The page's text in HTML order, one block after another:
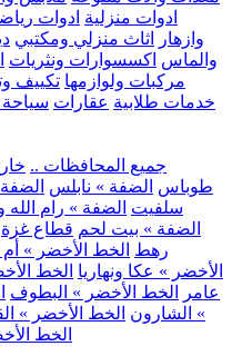
ادوات منزلية ادوات
وازهار
اثاث منزلي ومكتبي
والماس اكسسوارات ونثريات
مركبات ولوازمها تكييف
خدمات طلابية عقارات
.. جميع المحافظات ..
طوباس الضفة » نابلس
سلفيت الضفة » رام الله
الضفة » بيت لحم قطاع غزة
رهط الخط الأخضر » أم
الأخضر » عكا ونهاريا الخط
عامر
الخط الأخضر » البطوف
» الشارون الخط الأخضر »
الخط